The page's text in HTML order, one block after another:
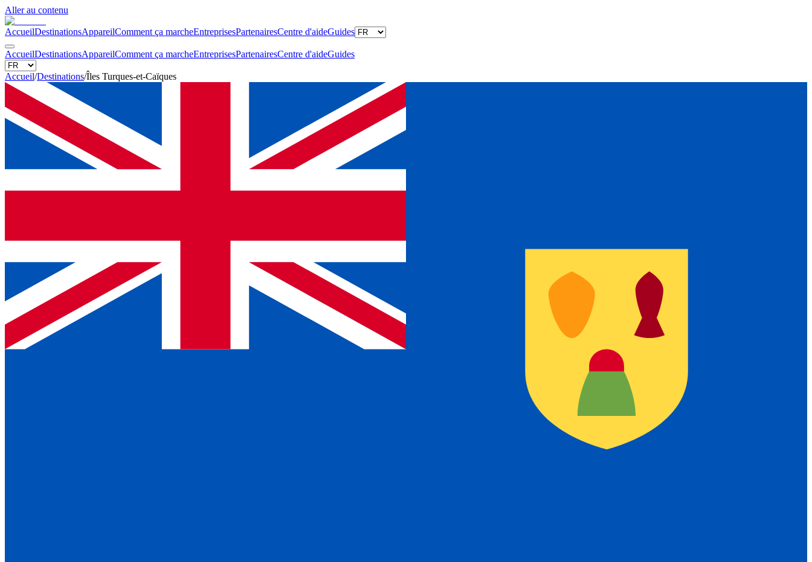
Aller au contenu
AccueilDestinationsAppareilComment ça marcheEntreprisesPartenairesCentre d'aideGuides
AccueilDestinationsAppareilComment ça marcheEntreprisesPartenairesCentre d'aideGuides
Accueil/Destinations/Îles Turques-et-Caïques